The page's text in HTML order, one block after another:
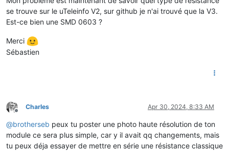
se trouve sur le uTeleinfo V2, sur github je n'ai trouvé que la V3.
Est-ce bien une SMD 0603 ?
Merci
Sébastien
Offline
Charles Apr 30, 2024, 8:33 AM
@brotherseb peux tu poster une photo haute résolution de ton
module ce sera plus simple, car y il avait qq changements, mais
tu peux déja essayer de mettre en série une résistance classique